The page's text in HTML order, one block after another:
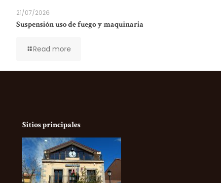
21/07/2026
Suspensión uso de fuego y maquinaria
Read more
Sitios principales